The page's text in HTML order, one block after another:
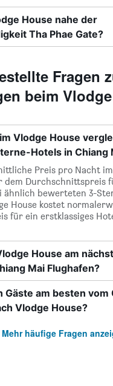
House nahe der
Tha Phae Gate?
Fragen
beim
Vlodge House
Hotels in Chiang
Preis pro Nacht im
dem Durchschnittspreis
ähnlich bewerteten 3-
House kostet
für ein erstklassiges
House am
Mai Flughafen?
Gäste am besten vom
Vlodge House?
Mehr häufige Fragen